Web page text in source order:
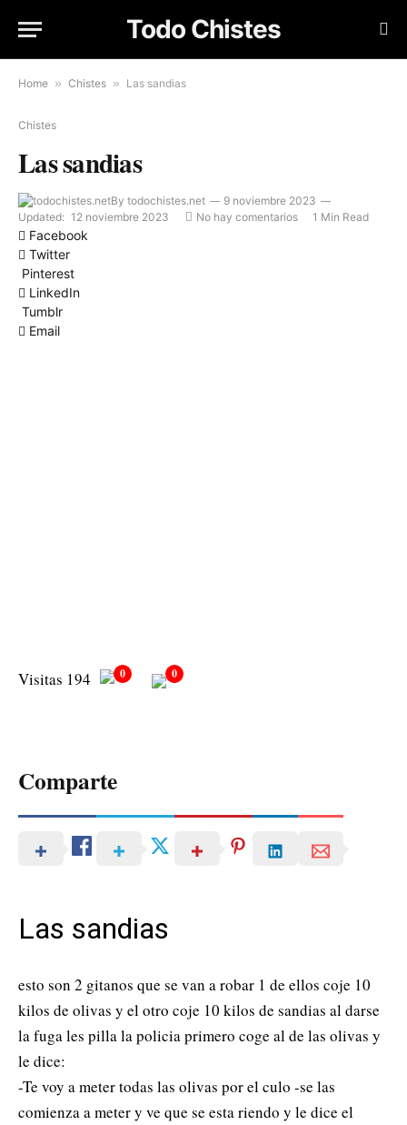
Todo Chistes
Home » Chistes » Las sandias
Chistes
Las sandias
By todochistes.net
9 noviembre 2023
Updated: 12 noviembre 2023 No hay comentarios 1 Min Read
Facebook
Twitter
Pinterest
LinkedIn
Tumblr
Email
Visitas 194 0 0
Comparte
Las sandias
esto son 2 gitanos que se van a robar 1 de ellos coje 10
kilos de olivas y el otro coje 10 kilos de sandias al darse
la fuga les pilla la policia primero coge al de las olivas y
le dice:
-Te voy a meter todas las olivas por el culo -se las
comienza a meter y ve que se esta riendo y le dice el